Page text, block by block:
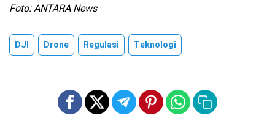
Foto: ANTARA News
DJI Drone Regulasi Teknologi